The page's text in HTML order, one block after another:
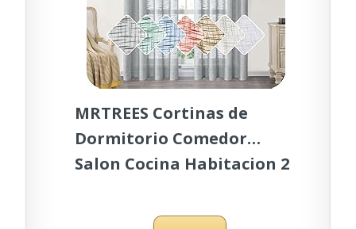
MRTREES Cortinas de
Dormitorio Comedor
Salon Cocina Habitacion 2
Gris Translúcidas